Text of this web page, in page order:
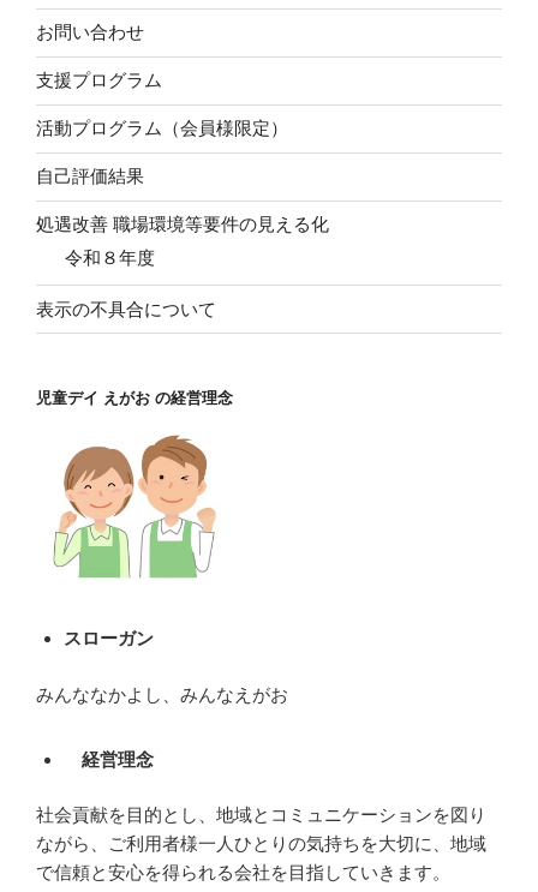
お問い合わせ
支援プログラム
活動プログラム（会員様限定）
自己評価結果
処遇改善 職場環境等要件の見える化
令和８年度
表示の不具合について
児童デイ えがお の経営理念
スローガン
みんななかよし、みんなえがお
経営理念
社会貢献を目的とし、地域とコミュニケーションを図り
ながら、ご利用者様一人ひとりの気持ちを大切に、地域
で信頼と安心を得られる会社を目指していきます。